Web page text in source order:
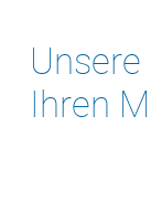
Ihren